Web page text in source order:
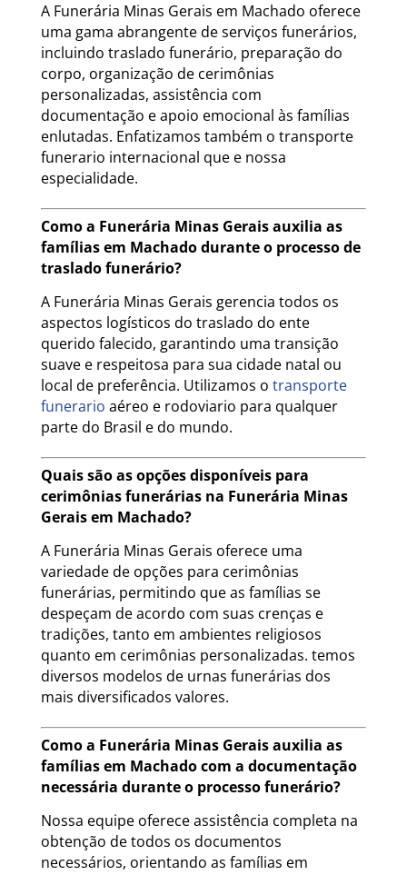
A Funerária Minas Gerais em Machado oferece
uma gama abrangente de serviços funerários,
incluindo traslado funerário, preparação do
corpo, organização de cerimônias
personalizadas, assistência com
documentação e apoio emocional às famílias
enlutadas. Enfatizamos também o transporte
funerario internacional que e nossa
especialidade.
Como a Funerária Minas Gerais auxilia as
famílias em Machado durante o processo de
traslado funerário?
A Funerária Minas Gerais gerencia todos os
aspectos logísticos do traslado do ente
querido falecido, garantindo uma transição
suave e respeitosa para sua cidade natal ou
local de preferência. Utilizamos o transporte
funerario aéreo e rodoviario para qualquer
parte do Brasil e do mundo.
Quais são as opções disponíveis para
cerimônias funerárias na Funerária Minas
Gerais em Machado?
A Funerária Minas Gerais oferece uma
variedade de opções para cerimônias
funerárias, permitindo que as famílias se
despeçam de acordo com suas crenças e
tradições, tanto em ambientes religiosos
quanto em cerimônias personalizadas. temos
diversos modelos de urnas funerárias dos
mais diversificados valores.
Como a Funerária Minas Gerais auxilia as
famílias em Machado com a documentação
necessária durante o processo funerário?
Nossa equipe oferece assistência completa na
obtenção de todos os documentos
necessários, orientando as famílias em